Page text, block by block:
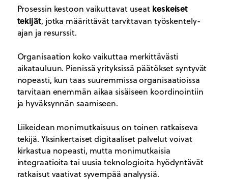
Prosessin kestoon vaikuttavat useat keskeiset
tekijät, jotka määrittävät tarvittavan työskentely-
ajan ja resurssit.
Organisaation koko vaikuttaa merkittävästi
aikatauluun. Pienissä yrityksissä päätökset syntyvät
nopeasti, kun taas suuremmissa organisaatioissa
tarvitaan enemmän aikaa sisäiseen koordinointiin
ja hyväksynnän saamiseen.
Liikeidean monimutkaisuus on toinen ratkaiseva
tekijä. Yksinkertaiset digitaaliset palvelut voivat
kirkastua nopeasti, mutta monimutkaisia
integraatioita tai uusia teknologioita hyödyntävät
ratkaisut vaativat syvempää analyysiä.